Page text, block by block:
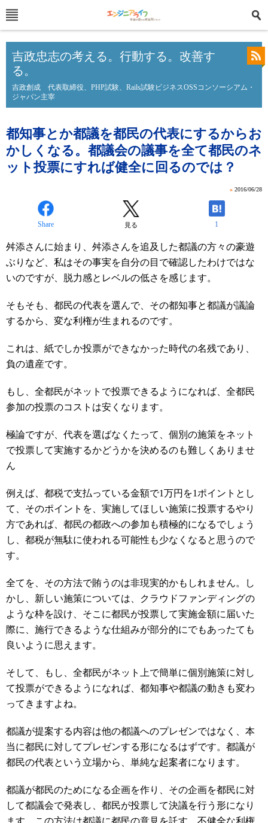
吉政忠志の考える。行動する。改善す
る。
吉政創成 代表取締役、PHP試験、Rails試験ビジネスOSSコンソーシアム・
ジャパン主宰
都知事とか都議を都民の代表にするからお
かしくなる。都議会の議事を全て都民のネ
ット投票にすれば健全に回るのでは？
» 2016/06/28
Share 見る 1
舛添さんに始まり、舛添さんを追及した都議の方々の豪遊
ぶりなど、私はその事実を自分の目で確認したわけではな
いのですが、脱力感とレベルの低さを感じます。
そもそも、都民の代表を選んで、その都知事と都議が議論
するから、変な利権が生まれるのです。
これは、紙でしか投票ができなかった時代の名残であり、
負の遺産です。
もし、全都民がネットで投票できるようになれば、全都民
参加の投票のコストは安くなります。
極論ですが、代表を選ばなくたって、個別の施策をネット
で投票して実施するかどうかを決めるのも難しくありませ
ん
例えば、都税で支払っている金額で1万円を1ポイントとし
て、そのポイントを、実施してほしい施策に投票するやり
方であれば、都民の都政への参加も積極的になるでしょう
し、都税が無駄に使われる可能性も少なくなると思うので
す。
全てを、その方法で賄うのは非現実的かもしれません。し
かし、新しい施策については、クラウドファンディングの
ような枠を設け、そこに都民が投票して実施金額に届いた
際に、施行できるような仕組みが部分的にでもあったても
良いように思えます。
そして、もし、全都民がネット上で簡単に個別施策に対し
て投票ができるようになれば、都知事や都議の動きも変わ
ってきますよね。
都議が提案する内容は他の都議へのプレゼンではなく、本
当に都民に対してプレゼンする形になるはずです。都議が
都民の代表という立場から、単純な起案者になります。
都議が都民のためになる企画を作り、その企画を都民に対
して都議会で発表し、都民が投票して決議を行う形になり
ます。この方法は都議に都民の意見を託す、不健全な利権